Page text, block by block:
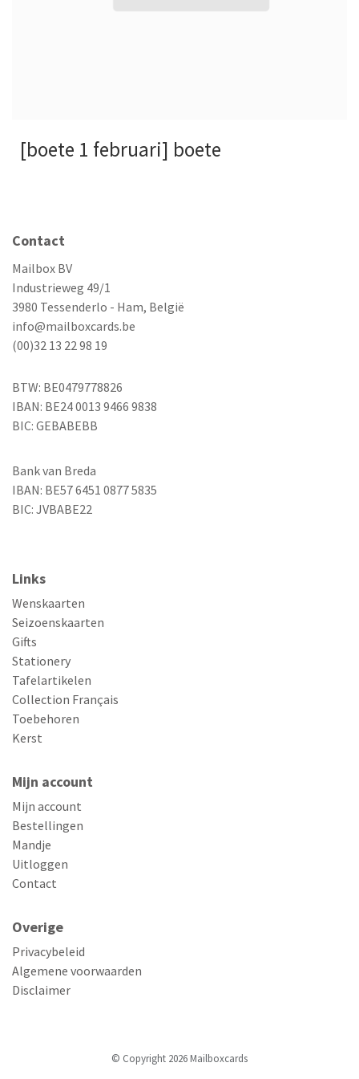
[boete 1 februari] boete
Contact
Mailbox BV
Industrieweg 49/1
3980 Tessenderlo - Ham, België
info@mailboxcards.be
(00)32 13 22 98 19
BTW: BE0479778826
IBAN: BE24 0013 9466 9838
BIC: GEBABEBB
Bank van Breda
IBAN: BE57 6451 0877 5835
BIC: JVBABE22
Links
Wenskaarten
Seizoenskaarten
Gifts
Stationery
Tafelartikelen
Collection Français
Toebehoren
Kerst
Mijn account
Mijn account
Bestellingen
Mandje
Uitloggen
Contact
Overige
Privacybeleid
Algemene voorwaarden
Disclaimer
© Copyright 2026 Mailboxcards